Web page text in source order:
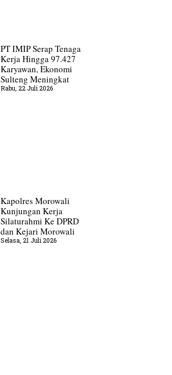
PT IMIP Serap Tenaga
Kerja Hingga 97.427
Karyawan, Ekonomi
Sulteng Meningkat
Rabu, 22 Juli 2026
Kapolres Morowali
Kunjungan Kerja
Silaturahmi Ke DPRD
dan Kejari Morowali
Selasa, 21 Juli 2026